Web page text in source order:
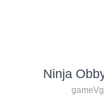
Ninja